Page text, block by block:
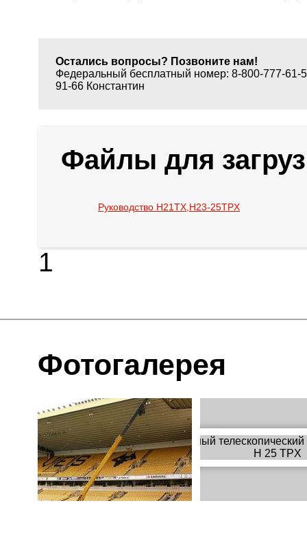
Остались вопросы? Позвоните нам!
Федеральный бесплатный номер: 8-800-777-61-
91-66 Константин
Файлы для
Руководство H21TX,H23-25TPX
1
Фотогалерея